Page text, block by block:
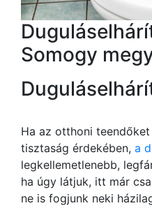
Somogy
Ha az otthoni
tisztaság érdekében, a
legkellemetlenebb,
ha úgy látjuk, itt már
ne is fogjunk neki